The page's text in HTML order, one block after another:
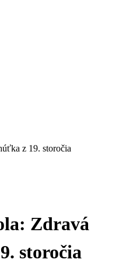
z 19. storočia
Zdravá
storočia